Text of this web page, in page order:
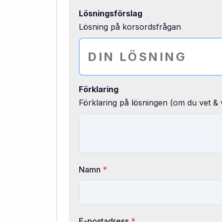
Lösningsförslag
Lösning på korsordsfrågan
Förklaring
Förklaring på lösningen (om du vet &
Namn *